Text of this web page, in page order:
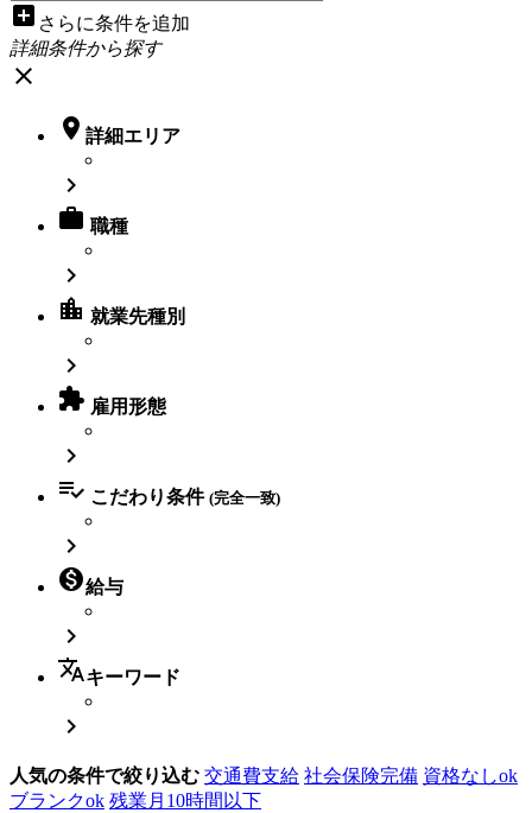
add_box さらに条件を追加
詳細条件から探す
close
 詳細エリア

 職種

location_city 就業先種別

 雇用形態

 こだわり条件 (完全一致)

給与

translateキーワード

人気の条件で絞り込む 交通費支給 社会保険完備 資格なしok
ブランクok 残業月10時間以下